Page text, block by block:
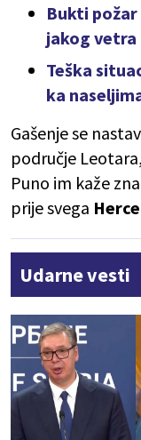
Bukti požar
jakog vetra
Teška
ka
Gašenje se
područje
Puno im kaže
prije svega
Udarne vesti